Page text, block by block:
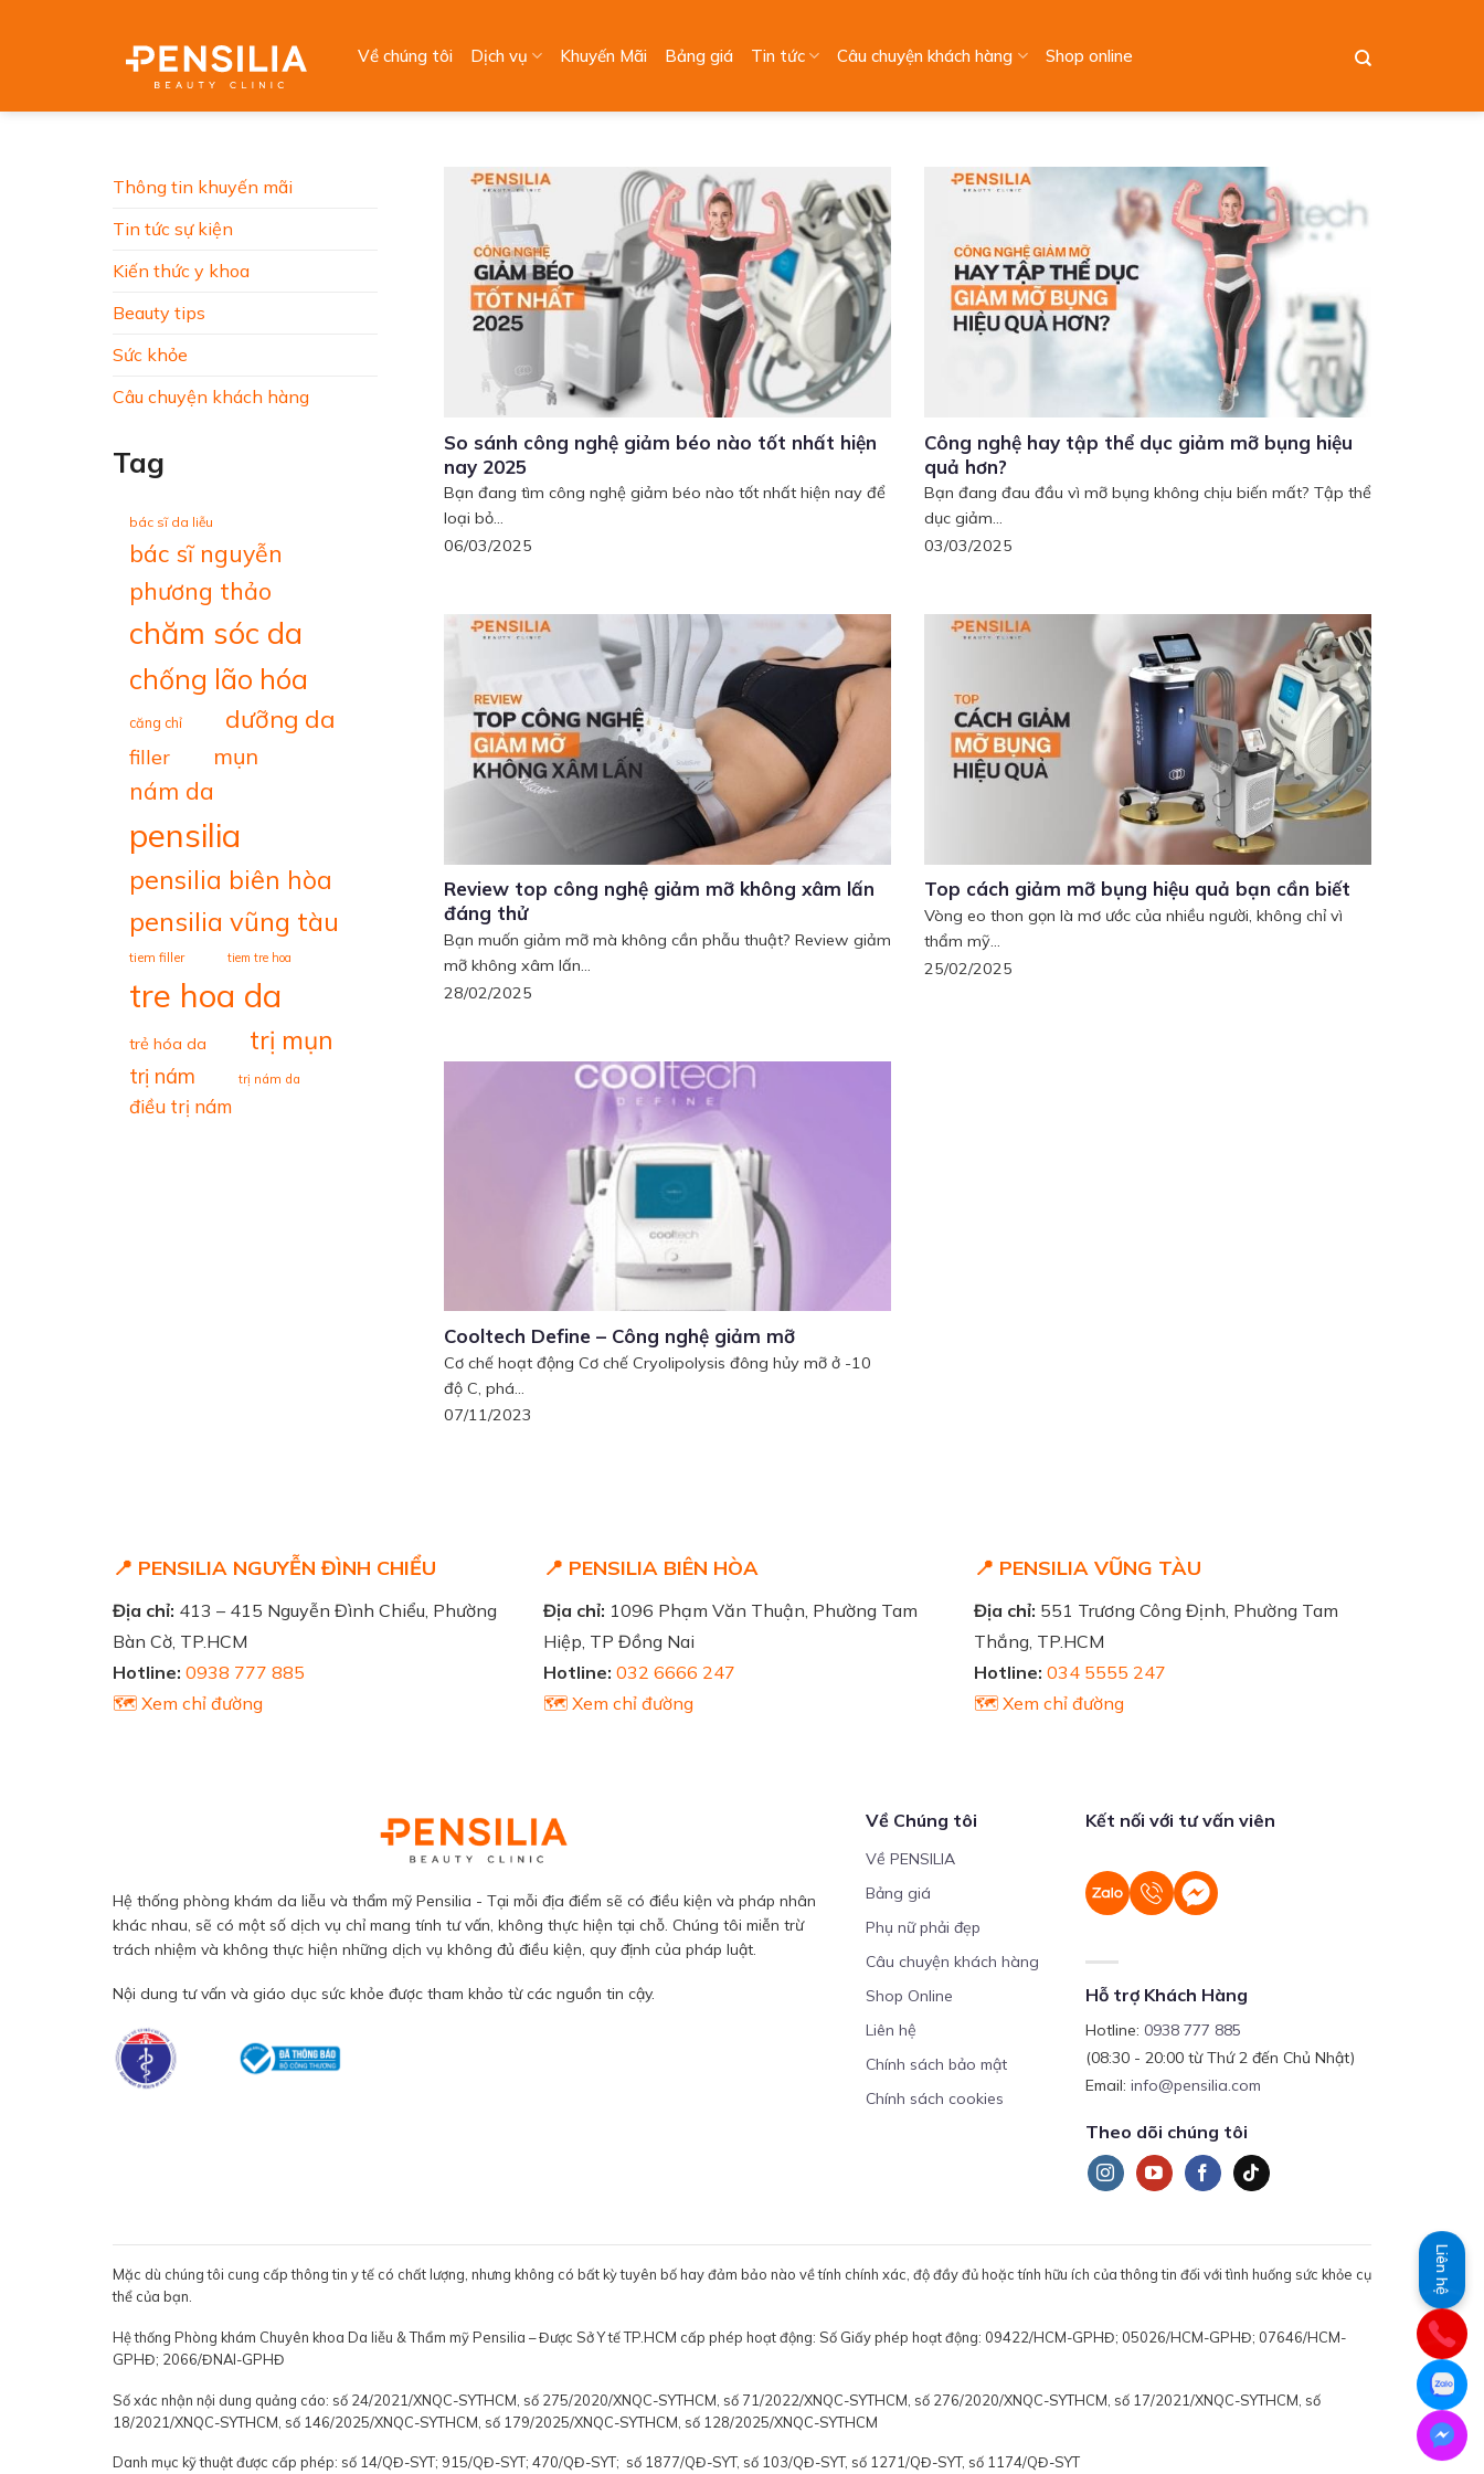
Về chúng tôi Dịch vụ Khuyến Mãi Bảng giá Tin tức Câu chuyện khách hàng Shop online
Thông tin khuyến mãi
Tin tức sự kiện
Kiến thức y khoa
Beauty tips
Sức khỏe
Câu chuyện khách hàng
Tag
bác sĩ da liễu
bác sĩ nguyễn
phương thảo
chăm sóc da
chống lão hóa
căng chỉ dưỡng da
filler mụn
nám da
pensilia
pensilia biên hòa
pensilia vũng tàu
tiem filler tiem tre hoa
tre hoa da
trẻ hóa da trị mụn
trị nám trị nám da
điều trị nám
So sánh công nghệ giảm béo nào tốt nhất hiện
nay 2025
Bạn đang tìm công nghệ giảm béo nào tốt nhất hiện nay để
loại bỏ...
06/03/2025
Công nghệ hay tập thể dục giảm mỡ bụng hiệu
quả hơn?
Bạn đang đau đầu vì mỡ bụng không chịu biến mất? Tập thể
dục giảm...
03/03/2025
Review top công nghệ giảm mỡ không xâm lấn
đáng thử
Bạn muốn giảm mỡ mà không cần phẫu thuật? Review giảm
mỡ không xâm lấn...
28/02/2025
Top cách giảm mỡ bụng hiệu quả bạn cần biết
Vòng eo thon gọn là mơ ước của nhiều người, không chỉ vì
thẩm mỹ...
25/02/2025
Cooltech Define – Công nghệ giảm mỡ
Cơ chế hoạt động Cơ chế Cryolipolysis đông hủy mỡ ở -10
độ C, phá...
07/11/2023
📍 PENSILIA NGUYỄN ĐÌNH CHIỂU
Địa chỉ: 413 – 415 Nguyễn Đình Chiểu, Phường
Bàn Cờ, TP.HCM
Hotline: 0938 777 885
🗺️ Xem chỉ đường
📍 PENSILIA BIÊN HÒA
Địa chỉ: 1096 Phạm Văn Thuận, Phường Tam
Hiệp, TP Đồng Nai
Hotline: 032 6666 247
🗺️ Xem chỉ đường
📍 PENSILIA VŨNG TÀU
Địa chỉ: 551 Trương Công Định, Phường Tam
Thắng, TP.HCM
Hotline: 034 5555 247
🗺️ Xem chỉ đường
Hệ thống phòng khám da liễu và thẩm mỹ Pensilia - Tại mỗi địa điểm sẽ có điều kiện và pháp nhân
khác nhau, sẽ có một số dịch vụ chỉ mang tính tư vấn, không thực hiện tại chỗ. Chúng tôi miễn trừ
trách nhiệm và không thực hiện những dịch vụ không đủ điều kiện, quy định của pháp luật.
Nội dung tư vấn và giáo dục sức khỏe được tham khảo từ các nguồn tin cậy.
Về Chúng tôi
Về PENSILIA
Bảng giá
Phụ nữ phải đẹp
Câu chuyện khách hàng
Shop Online
Liên hệ
Chính sách bảo mật
Chính sách cookies
Kết nối với tư vấn viên
Hỗ trợ Khách Hàng
Hotline:0938 777 885
(08:30 - 20:00 từ Thứ 2 đến Chủ Nhật)
Email:info@pensilia.com
Theo dõi chúng tôi
Mặc dù chúng tôi cung cấp thông tin y tế có chất lượng, nhưng không có bất kỳ tuyên bố hay đảm bảo nào về tính chính xác, độ đầy đủ hoặc tính hữu ích của thông tin đối với tình huống sức khỏe cụ
thể của bạn.
Hệ thống Phòng khám Chuyên khoa Da liễu & Thẩm mỹ Pensilia – Được Sở Y tế TP.HCM cấp phép hoạt động: Số Giấy phép hoạt động: 09422/HCM-GPHĐ; 05026/HCM-GPHĐ; 07646/HCM-
GPHĐ; 2066/ĐNAI-GPHĐ
Số xác nhận nội dung quảng cáo: số 24/2021/XNQC-SYTHCM, số 275/2020/XNQC-SYTHCM, số 71/2022/XNQC-SYTHCM, số 276/2020/XNQC-SYTHCM, số 17/2021/XNQC-SYTHCM, số
18/2021/XNQC-SYTHCM, số 146/2025/XNQC-SYTHCM, số 179/2025/XNQC-SYTHCM, số 128/2025/XNQC-SYTHCM
Danh mục kỹ thuật được cấp phép: số 14/QĐ-SYT; 915/QĐ-SYT; 470/QĐ-SYT; số 1877/QĐ-SYT, số 103/QĐ-SYT, số 1271/QĐ-SYT, số 1174/QĐ-SYT
Liên hệ